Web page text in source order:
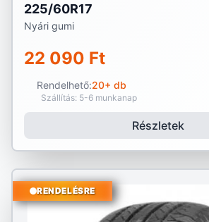
225/60R17
Nyári gumi
22 090 Ft
Rendelhető:20+ db
Szállítás: 5-6 munkanap
Részletek
RENDELÉSRE